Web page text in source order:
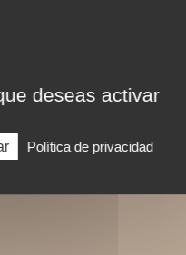
deseas activar
Política de privacidad